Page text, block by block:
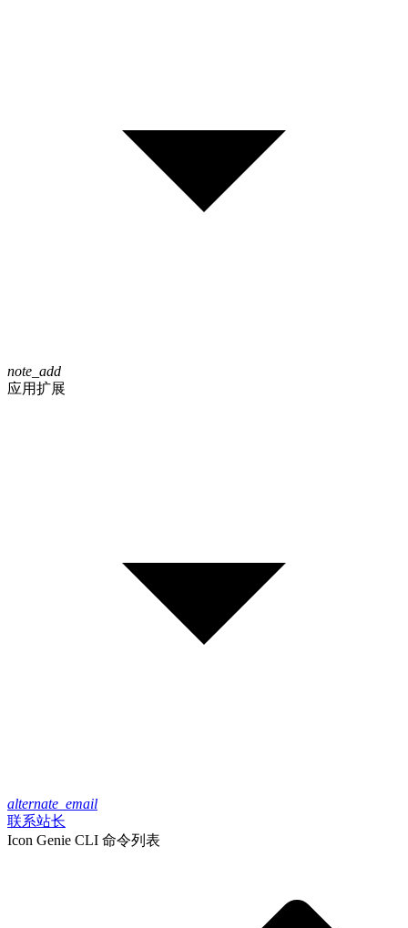
note_add
应用扩展
alternate_email
联系站长
Icon Genie CLI 命令列表